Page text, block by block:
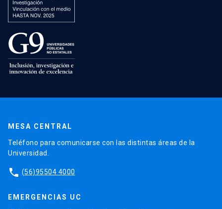
MESA CENTRAL
Teléfono para comunicarse con las distintas áreas de la
Universidad.
phone (56)95504 4000
EMERGENCIAS UC